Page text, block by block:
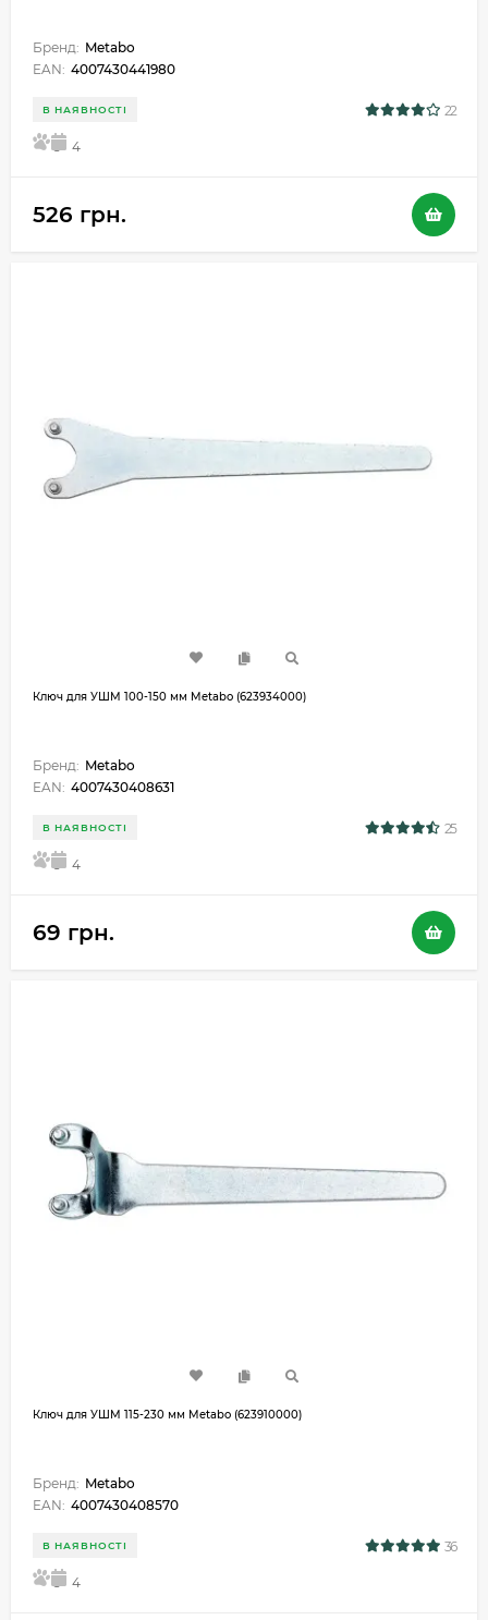
Бренд: Metabo
EAN: 4007430441980
В НАЯВНОСТІ 22
5 4
526 грн.
Ключ для УШМ 100-150 мм Metabo (623934000)
Бренд: Metabo
EAN: 4007430408631
В НАЯВНОСТІ 25
5 4
69 грн.
Ключ для УШМ 115-230 мм Metabo (623910000)
Бренд: Metabo
EAN: 4007430408570
В НАЯВНОСТІ 36
5 4